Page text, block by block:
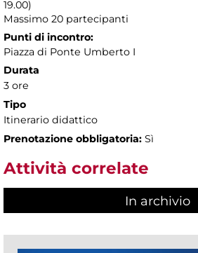
19.00)
Massimo 20 partecipanti
Punti di incontro:
Piazza di Ponte Umberto I
Durata
3 ore
Tipo
Itinerario didattico
Prenotazione obbligatoria: Sì
Attività correlate
In archivio